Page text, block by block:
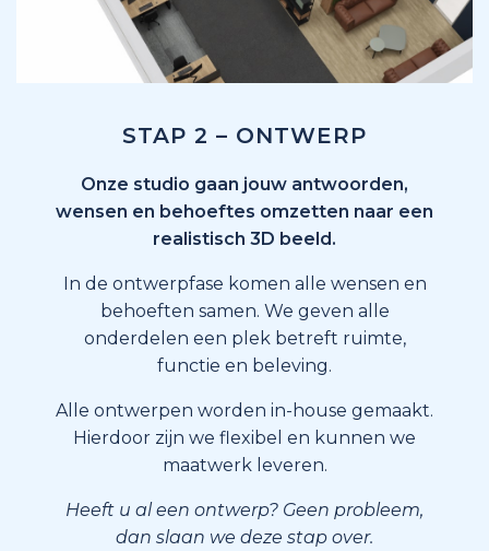
STAP 2 – ONTWERP
Onze studio gaan jouw antwoorden,
wensen en behoeftes omzetten naar een
realistisch 3D beeld.
In de ontwerpfase komen alle wensen en
behoeften samen. We geven alle
onderdelen een plek betreft ruimte,
functie en beleving.
Alle ontwerpen worden in-house gemaakt.
Hierdoor zijn we flexibel en kunnen we
maatwerk leveren.
Heeft u al een ontwerp? Geen probleem,
dan slaan we deze stap over.